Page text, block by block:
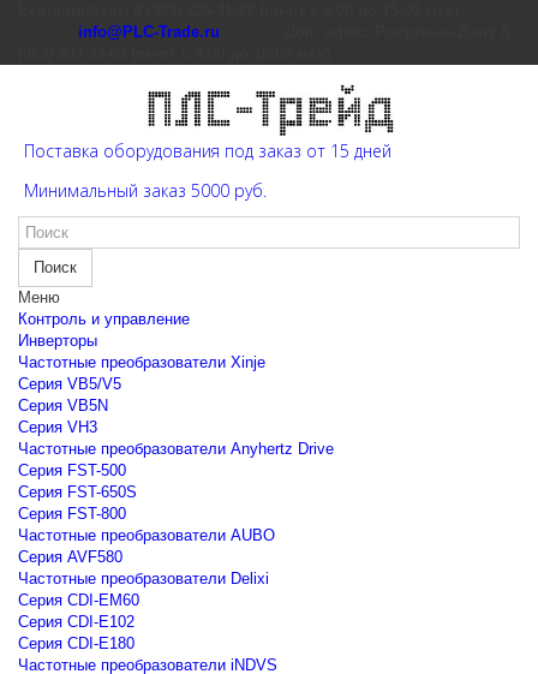
info@PLC-Trade.ru
Поставка оборудования под заказ от 15 дней
Минимальный заказ 5000 руб.
Поиск
Меню
Контроль и управление
Инверторы
Частотные преобразователи Xinje
Cерия VB5/V5
Cерия VB5N
Cерия VH3
Частотные преобразователи Anyhertz Drive
Серия FST-500
Серия FST-650S
Серия FST-800
Частотные преобразователи AUBO
Серия AVF580
Частотные преобразователи Delixi
Серия CDI-EM60
Серия CDI-E102
Серия CDI-E180
Частотные преобразователи iNDVS